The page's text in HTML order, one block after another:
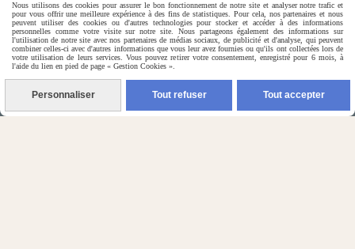
N'hésitez pas à contacter Monique
par téléphone
0618321265
Nous utilisons des cookies pour assurer le bon fonctionnement de notre site et analyser notre trafic et
pour vous offrir une meilleure expérience à des fins de statistiques. Pour cela, nos partenaires et nous
peuvent utiliser des cookies ou d'autres technologies pour stocker et accéder à des informations
personnelles comme votre visite sur notre site. Nous partageons également des informations sur
l'utilisation de notre site avec nos partenaires de médias sociaux, de publicité et d'analyse, qui peuvent
combiner celles-ci avec d'autres informations que vous leur avez fournies ou qu'ils ont collectées lors de
votre utilisation de leurs services. Vous pouvez retirer votre consentement, enregistré pour 6 mois, à
l'aide du lien en pied de page « Gestion Cookies ».
Personnaliser Tout refuser Tout accepter